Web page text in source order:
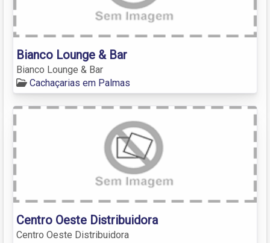
Bianco Lounge & Bar
Bianco Lounge & Bar
Cachaçarias em Palmas
Centro Oeste Distribuidora
Centro Oeste Distribuidora